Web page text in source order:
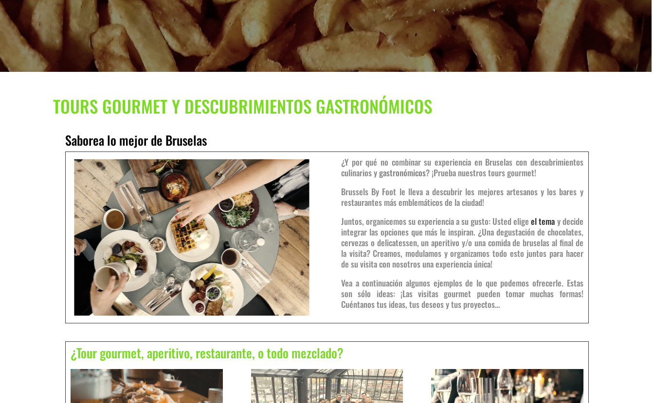
TOURS GOURMET Y DESCUBRIMIENTOS GASTRONÓMICOS
Saborea lo mejor de Bruselas
¿Y por qué no combinar su experiencia en Bruselas con descubrimientos
culinarios ygastronómicos? ¡Prueba nuestros tours gourmet!
Brussels By Foot le lleva a descubrir los mejores artesanos y los bares y
restaurantes más emblemáticos de la ciudad!
Juntos, organicemos su experiencia a su gusto: Usted eligeel tema y decide
integrar las opciones que más le inspiran. ¿Una degustación de chocolates,
cervezas o delicatessen, un aperitivo y/o una comida de bruselas al final de
la visita? Creamos, modulamos y organizamos todo esto juntos para hacer
de su visita con nosotros una experiencia única!
Vea a continuación algunos ejemplos de lo que podemos ofrecerle. Estas
son sólo ideas: ¡Las visitas gourmet pueden tomar muchas formas!
Cuéntanos tus ideas, tus deseos y tus proyectos…
¿Tour gourmet, aperitivo, restaurante, o todo mezclado?